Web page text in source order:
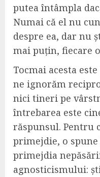
putea întâmpla
Numai că el nu
despre ea, dar nu
mai puțin, fiecare
Tocmai acesta
ne ignorăm
nici tineri pe
întrebarea este
răspunsul. Pentru
primejdie, o
primejdia
agnosticismului: